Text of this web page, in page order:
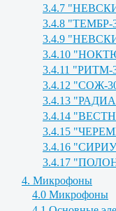
3.4.7
3.4.8 "ТЕМБР-
3.4.9
3.4.10
3.4.11 "РИТМ-
3.4.12 "СОЖ-
3.4.13
3.4.14
3.4.15
3.4.16
3.4.17
4. Микрофоны
4.0 Микрофоны